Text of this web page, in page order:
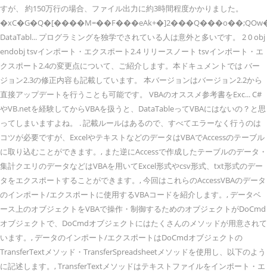
すが、 約150万行の場合、ファイル出力に約3時間程度かかりました。
DataTabl... プログラミングを独学でされている人は意外と多いです。 2 0 obj
endobj tsvインポート・エクスポート2.4 リリースノート tsvインポート・エ
クスポート2.4の変更点について、ご紹介します。本ドキュメントでは バー
ジョン2.3の修正内容も記載しています。 本バージョンはバージョン2.2から
直接アップデートを行うことも可能です。 VBAのオススメ参考書をExc... C#
やVB.netを経験してからVBAを扱うと、DataTableってVBAにはないの？と思
ってしまいますよね。 . 記載ルールはあるので、すべてエラーなく行うのは
コツが必要ですが、ExcelやテキストなどのデータはVBAでAccessのテーブル
に取り込むことができます。, また逆にAccessで作成したテーブルのデータ・
集計クエリのデータなどはVBAを用いてExcel形式やcsv形式、txt形式のデー
タをエクスポートすることができます。, 今回はこれらのAccessVBAのデータ
のインポート/エクスポートに使用するVBAコードを紹介します。, データベ
ース上のオブジェクトをVBAで操作・制御するためのオブジェクトがDoCmd
オブジェクトで、DoCmdオブジェクトにはたくさんのメソッドが用意されて
います。, データのインポート/エクスポートはDoCmdオブジェクトの
TransferTextメソッド・TransferSpreadsheetメソッドを使用し、以下のよう
に記述します。, TransferTextメソッドはテキストファイルをインポート・エ